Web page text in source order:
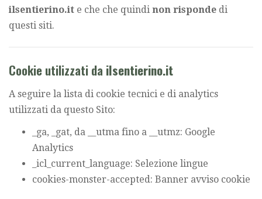
ilsentierino.it e che che quindi non risponde di
questi siti.
Cookie utilizzati da ilsentierino.it
A seguire la lista di cookie tecnici e di analytics
utilizzati da questo Sito:
_ga, _gat, da __utma fino a __utmz: Google
Analytics
_icl_current_language: Selezione lingue
cookies-monster-accepted: Banner avviso cookie